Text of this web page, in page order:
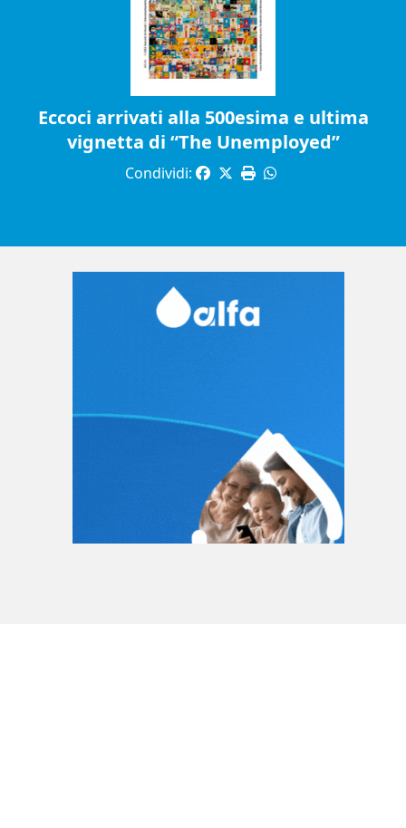
Eccoci arrivati alla 500esima e ultima
vignetta di “The Unemployed”
Condividi: